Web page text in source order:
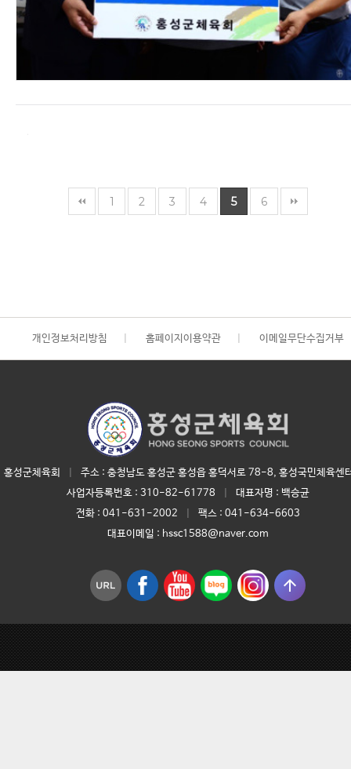
1 2 3 4 5 6
개인정보처리방침 홈페이지이용약관 이메일무단수집거부
홍성군체육회
주소 : 충청남도 홍성군 홍성읍 홍덕서로 78-8, 홍성국민체육센
사업자등록번호 : 310-82-61778 대표자명 : 백승균
전화 : 041-631-2002
팩스 : 041-634-6603
대표이메일 : hssc1588@naver.com
arrow_upward